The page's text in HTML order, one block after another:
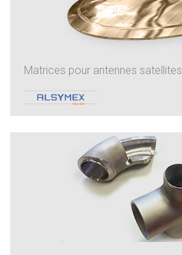
Matrices pour antennes satellites